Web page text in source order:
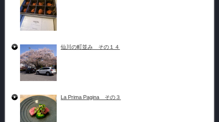
仙川の町並み その１４
La Prima Pagina その３